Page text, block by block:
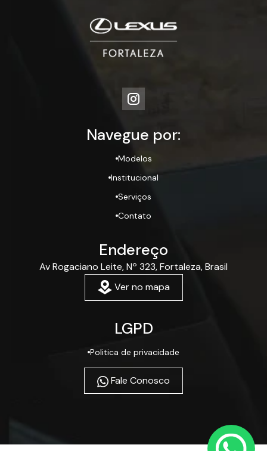
Navegue por:
Modelos
Institucional
Serviços
Contato
Endereço
Av Rogaciano Leite, Nº 323, Fortaleza, Brasil
Ver no mapa
LGPD
Politica de privacidade
Fale Conosco